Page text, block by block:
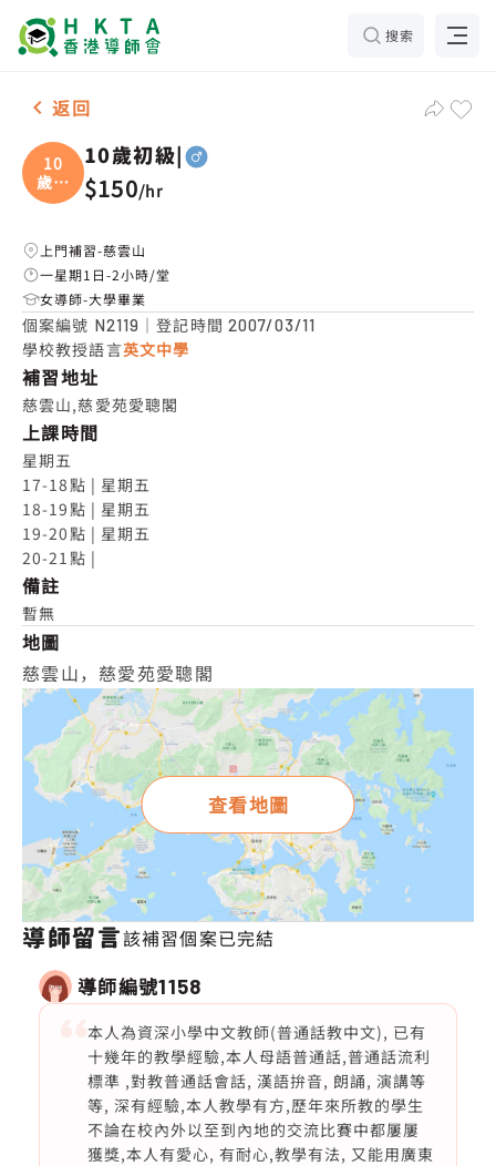
搜索
男2名 10歲初級|，慈雲山 補習推介
返回
10
歲初
級
10歲初級|
$150/hr
上門補習-慈雲山
一星期1日-2小時/堂
女導師-大學畢業
個案編號 N2119 ｜登記時間 2007/03/11
學校教授語言英文中學
補習地址
慈雲山,慈愛苑愛聰閣
上課時間
星期五
17-18點 | 星期五
18-19點 | 星期五
19-20點 | 星期五
20-21點 |
備註
暫無
地圖
慈雲山，慈愛苑愛聰閣
查看地圖
導師留言該補習個案已完結
導師編號1158
本人為資深小學中文教師(普通話教中文), 已有
十幾年的教學經驗,本人母語普通話,普通話流利
標準 ,對教普通話會話, 漢語拚音, 朗誦, 演講等
等, 深有經驗,本人教學有方,歷年來所教的學生
不論在校內外以至到內地的交流比賽中都屢屢
獲獎,本人有愛心, 有耐心,教學有法, 又能用廣東